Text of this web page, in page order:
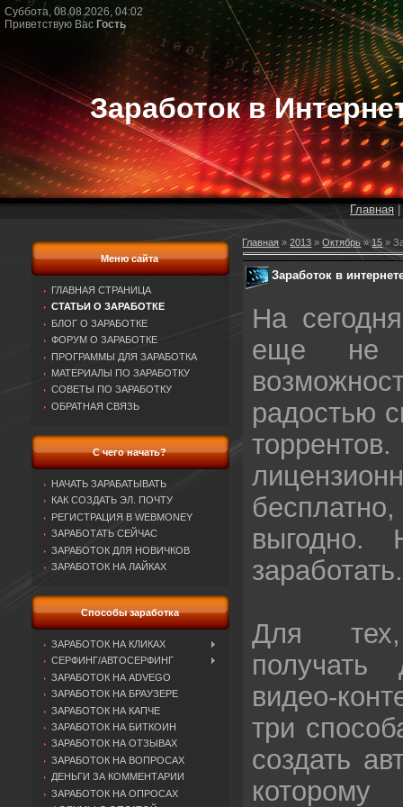
Суббота, 08.08.2026, 04:02
Приветствую Вас Гость
Заработок в
Главная
Меню сайта
ГЛАВНАЯ СТРАНИЦА
СТАТЬИ О ЗАРАБОТКЕ
БЛОГ О ЗАРАБОТКЕ
ФОРУМ О ЗАРАБОТКЕ
ПРОГРАММЫ ДЛЯ ЗАРАБОТКА
МАТЕРИАЛЫ ПО ЗАРАБОТКУ
СОВЕТЫ ПО ЗАРАБОТКУ
ОБРАТНАЯ СВЯЗЬ
С чего начать?
НАЧАТЬ ЗАРАБАТЫВАТЬ
КАК СОЗДАТЬ ЭЛ. ПОЧТУ
РЕГИСТРАЦИЯ В WEBMONEY
ЗАРАБОТАТЬ СЕЙЧАС
ЗАРАБОТОК ДЛЯ НОВИЧКОВ
ЗАРАБОТОК НА ЛАЙКАХ
Способы заработка
ЗАРАБОТОК НА КЛИКАХ
СЕРФИНГ/АВТОСЕРФИНГ
ЗАРАБОТОК НА ADVEGO
ЗАРАБОТОК НА БРАУЗЕРЕ
ЗАРАБОТОК НА КАПЧЕ
ЗАРАБОТОК НА БИТКОИН
ЗАРАБОТОК НА ОТЗЫВАХ
ЗАРАБОТОК НА ВОПРОСАХ
ДЕНЬГИ ЗА КОММЕНТАРИИ
ЗАРАБОТОК НА ОПРОСАХ
Главная »2013 » Октябрь » 15 »
Заработок в
На
еще не
радостью
выгодно.
Для
получать
видео-
три
создать